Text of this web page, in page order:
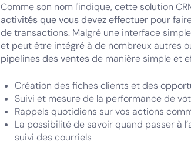
Comme son nom l'indique, cette solution
activités que vous devez effectuer pour
de transactions. Malgré une interface
et peut être intégré à de nombreux autres
pipelines des ventesde manière simple et
Création des fiches clients et des
Suivi et mesure de la performance de
Rappels quotidiens sur vos actions
La possibilité de savoir quand passer à
suivi des courriels